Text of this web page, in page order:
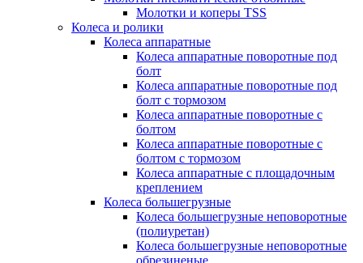
Молотки и коперы TSS
Колеса и ролики
Колеса аппаратные
Колеса аппаратные поворотные под
болт
Колеса аппаратные поворотные под
болт с тормозом
Колеса аппаратные поворотные с
болтом
Колеса аппаратные поворотные с
болтом с тормозом
Колеса аппаратные с площадочным
креплением
Колеса большегрузные
Колеса большегрузные неповоротные
(полиуретан)
Колеса большегрузные неповоротные
обрезиненые